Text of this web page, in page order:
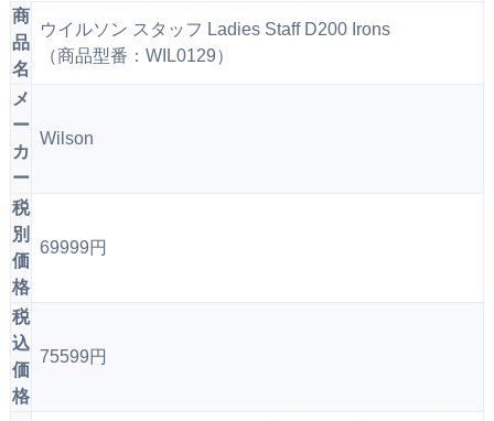
商
品
名
ウイルソン スタッフ Ladies Staff D200 Irons
（商品型番：WIL0129）
メ
ー
カ
ー
Wilson
税
別
価
格
69999円
税
込
価
格
75599円